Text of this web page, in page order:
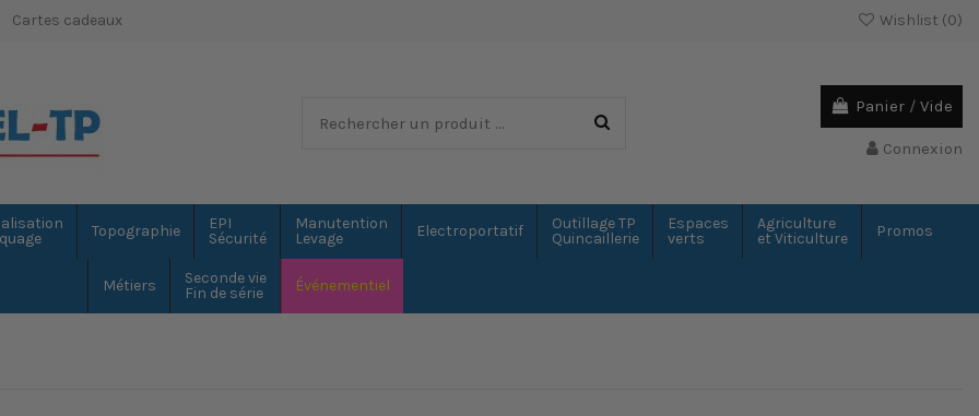
Cartes cadeaux Wishlist (0)
Panier / Vide
Connexion
Topographie
EPI
Sécurité
Manutention
Levage
Electroportatif
Outillage TP
Quincaillerie
Espaces
verts
Agriculture
et Viticulture
Promos
Métiers
Seconde vie
Fin de série
Événementiel